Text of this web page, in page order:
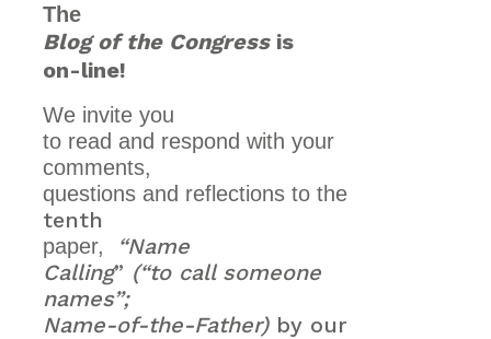
The
Blog of the Congressis
on-line!
We invite you
to read and respond with your
comments,
questions and reflections to the
tenth
paper, “Name
Calling” (“to call someone
names”;
Name-of-the-Father) by our